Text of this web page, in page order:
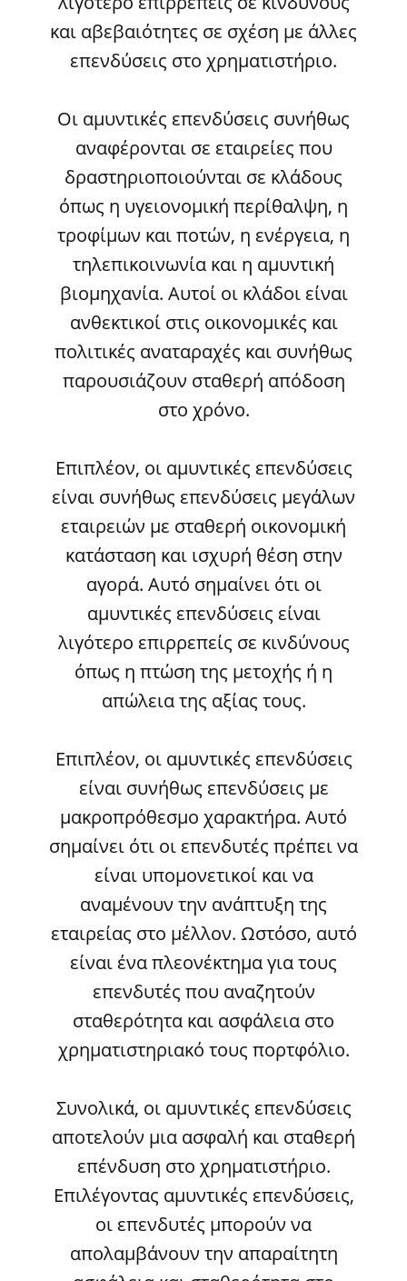
και αβεβαιότητες σε σχέση με άλλες
επενδύσεις στο χρηματιστήριο.
Οι αμυντικές επενδύσεις συνήθως
αναφέρονται σε εταιρείες που
δραστηριοποιούνται σε κλάδους
όπως η υγειονομική περίθαλψη, η
τροφίμων και ποτών, η ενέργεια, η
τηλεπικοινωνία και η αμυντική
βιομηχανία. Αυτοί οι κλάδοι είναι
ανθεκτικοί στις οικονομικές και
πολιτικές αναταραχές και συνήθως
παρουσιάζουν σταθερή απόδοση
στο χρόνο.
Επιπλέον, οι αμυντικές επενδύσεις
είναι συνήθως επενδύσεις μεγάλων
εταιρειών με σταθερή οικονομική
κατάσταση και ισχυρή θέση στην
αγορά. Αυτό σημαίνει ότι οι
αμυντικές επενδύσεις είναι
λιγότερο επιρρεπείς σε κινδύνους
όπως η πτώση της μετοχής ή η
απώλεια της αξίας τους.
Επιπλέον, οι αμυντικές επενδύσεις
είναι συνήθως επενδύσεις με
μακροπρόθεσμο χαρακτήρα. Αυτό
σημαίνει ότι οι επενδυτές πρέπει να
είναι υπομονετικοί και να
αναμένουν την ανάπτυξη της
εταιρείας στο μέλλον. Ωστόσο, αυτό
είναι ένα πλεονέκτημα για τους
επενδυτές που αναζητούν
σταθερότητα και ασφάλεια στο
χρηματιστηριακό τους πορτφόλιο.
Συνολικά, οι αμυντικές επενδύσεις
αποτελούν μια ασφαλή και σταθερή
επένδυση στο χρηματιστήριο.
Επιλέγοντας αμυντικές επενδύσεις,
οι επενδυτές μπορούν να
απολαμβάνουν την απαραίτητη